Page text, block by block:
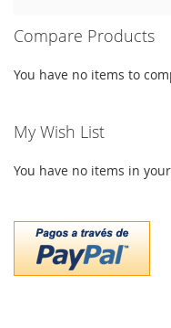
Compare Products
You have no items to
My Wish List
You have no items in